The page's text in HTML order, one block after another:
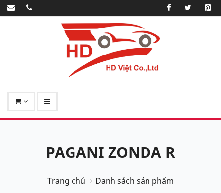
PAGANI ZONDA R
Trang chủ Danh sách sản phẩm